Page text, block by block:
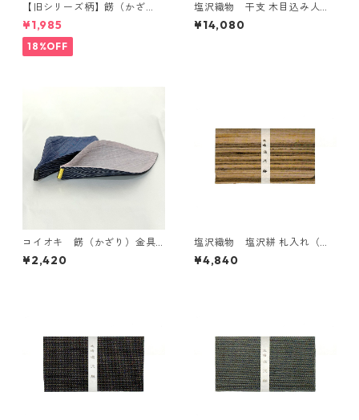
【旧シリーズ柄】餝（かざ
り）金具付き 小千谷縮コース
ター（単品）
¥1,985
18%OFF
塩沢織物 干支 木目込み人形
午（2種類）
¥14,080
コイオキ 餝（かざり）金具
付き 小千谷縮コースター（単
品）
¥2,420
塩沢織物 塩沢絣 札入れ（飴
色に黒縞）
¥4,840